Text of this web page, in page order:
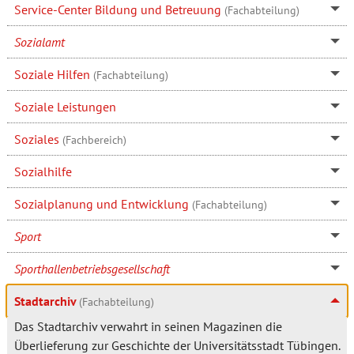
Service-Center Bildung und Betreuung (Fachabteilung)
Sozialamt
Soziale Hilfen (Fachabteilung)
Soziale Leistungen
Soziales (Fachbereich)
Sozialhilfe
Sozialplanung und Entwicklung (Fachabteilung)
Sport
Sporthallenbetriebsgesellschaft
Stadtarchiv (Fachabteilung)
Das Stadtarchiv verwahrt in seinen Magazinen die
Überlieferung zur Geschichte der Universitätsstadt Tübingen.